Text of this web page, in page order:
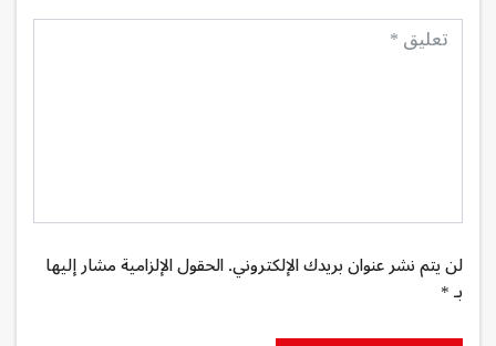
لن يتم نشر عنوان بريدك الإلكتروني. الحقول الإلزامية مشار إليها
بـ *